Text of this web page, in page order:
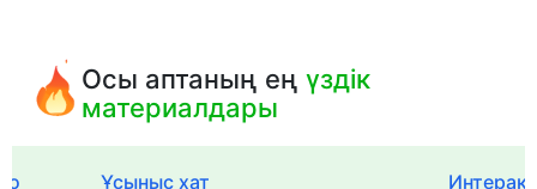
Осы аптаның еңүздік
материалдары
Ұсыныс хат